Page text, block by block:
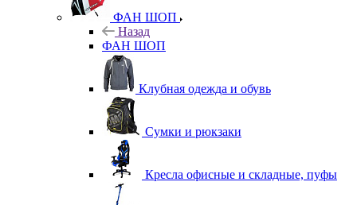
ФАН ШОП
Назад
ФАН ШОП
Клубная одежда и обувь
Сумки и рюкзаки
Кресла офисные и складные, пуфы